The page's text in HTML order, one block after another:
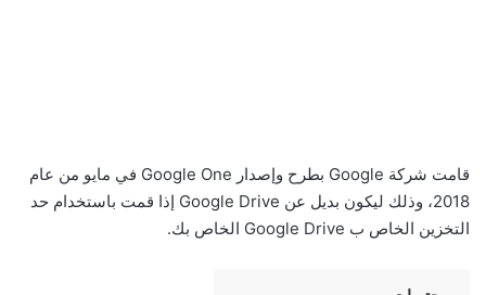
قامت شركة Google بطرح وإصدار Google One في مايو من عام
2018، وذلك ليكون بديل عن Google Drive إذا قمت باستخدام حد
التخزين الخاص ب Google Drive الخاص بك.